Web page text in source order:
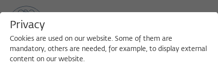
Privacy
Cookies are used on our website. Some of them are
mandatory, others are needed, for example, to display external
content on our website.